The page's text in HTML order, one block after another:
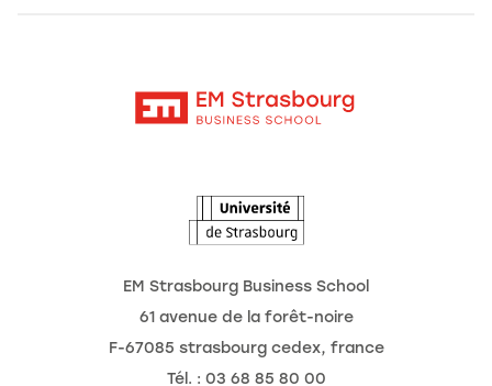
EM Strasbourg Business School
61 avenue de la forêt-noire
F-67085 strasbourg cedex, france
Tél. : 03 68 85 80 00